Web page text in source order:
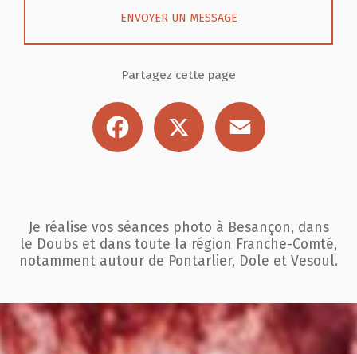
ENVOYER UN MESSAGE
Partagez cette page
Facebook
Je réalise vos séances photo à Besançon, dans
le Doubs et dans toute la région Franche-Comté,
notamment autour de Pontarlier, Dole et Vesoul.